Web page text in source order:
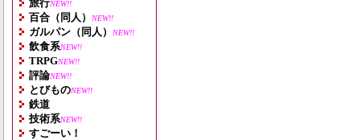
旅行NEW!!
百合（同人） NEW!!
ガルパン（同人） NEW!!
飲食系NEW!!
TRPGNEW!!
評論NEW!!
とびものNEW!!
鉄道
技術系NEW!!
すごーい！